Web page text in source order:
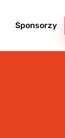
Sponsorzy